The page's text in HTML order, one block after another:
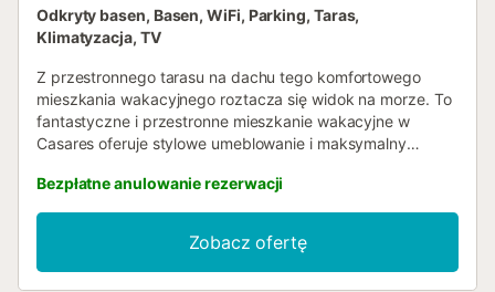
Odkryty basen, Basen, WiFi, Parking, Taras,
Klimatyzacja, TV
Z przestronnego tarasu na dachu tego komfortowego
mieszkania wakacyjnego roztacza się widok na morze. To
fantastyczne i przestronne mieszkanie wakacyjne w
Casares oferuje stylowe umeblowanie i maksymalny
dniu pełnym wrażeń, a dobrze wyposażona kuchnia nie
pozostawia nic do życzenia. Atrakcją jest duży taras na
dachu, z którego można podziwiać imponujący widok na
morze - idealny na śniadanie z widokiem lub przytulne
wieczorne godziny na świeżym powietrzu. Casares
Bezpłatne anulowanie rezerwacji
Zobacz ofertę